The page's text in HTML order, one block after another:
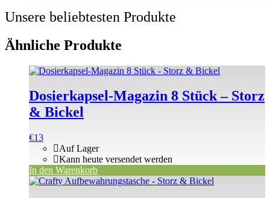
Unsere beliebtesten Produkte
Ähnliche Produkte
Dosierkapsel-Magazin 8 Stück – Storz
& Bickel
€13
Auf Lager
Kann heute versendet werden
In den Warenkorb